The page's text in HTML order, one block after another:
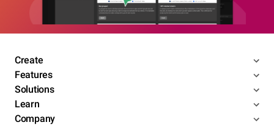
Create
Features
Solutions
Learn
Company